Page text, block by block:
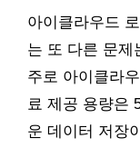
아이클라우드
는 또 다른 문제
주로 아이클라
료 제공 용량은
운 데이터 저장